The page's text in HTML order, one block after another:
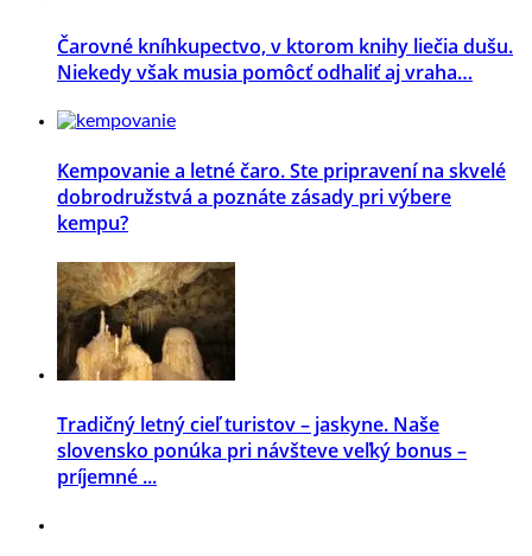
Čarovné kníhkupectvo, v ktorom knihy liečia dušu.
Niekedy však musia pomôcť odhaliť aj vraha…
Kempovanie a letné čaro. Ste pripravení na skvelé
dobrodružstvá a poznáte zásady pri výbere
kempu?
Tradičný letný cieľ turistov – jaskyne. Naše
slovensko ponúka pri návšteve veľký bonus –
príjemné ...